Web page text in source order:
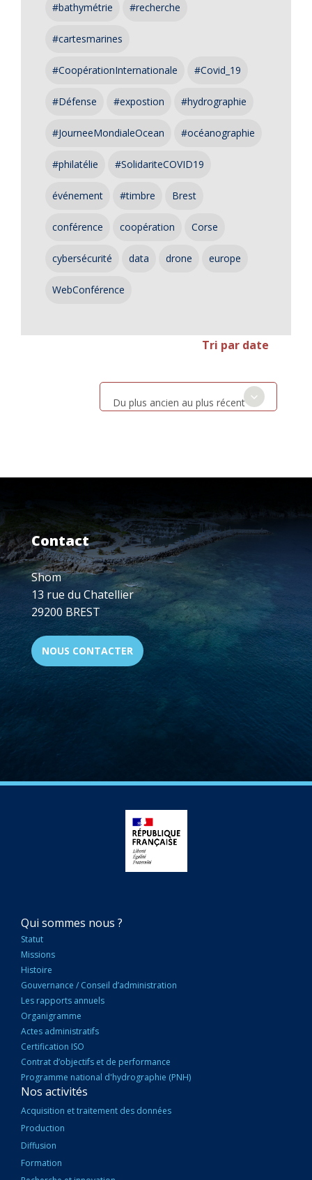
#bathymétrie #recherche
#cartesmarines
#CoopérationInternationale #Covid_19
#Défense #expostion #hydrographie
#JourneeMondialeOcean #océanographie
#philatélie #SolidariteCOVID19
événement #timbre Brest
conférence coopération Corse
cybersécurité data drone europe
WebConférence
Tri par date
Du plus ancien au plus récent
Contact
Shom
13 rue du Chatellier
29200 BREST
NOUS CONTACTER
NAVIGATION
PRINCIPALE
Qui sommes nous ?
Statut
Missions
Histoire
Gouvernance / Conseil d’administration
Les rapports annuels
Organigramme
Actes administratifs
Certification ISO
Contrat d’objectifs et de performance
Programme national d'hydrographie (PNH)
Nos activités
Acquisition et traitement des données
Production
Diffusion
Formation